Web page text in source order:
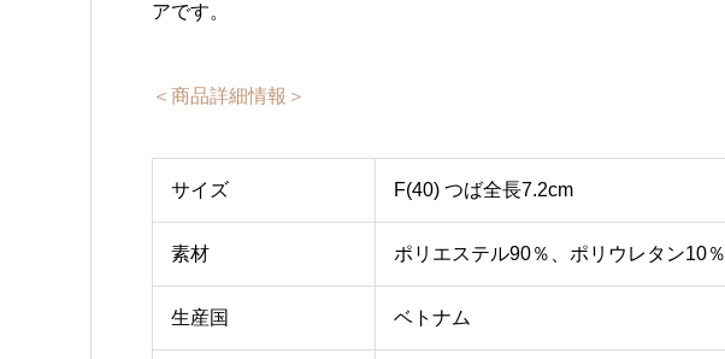
アです。
＜商品詳細情報＞
サイズ F(40) つば全長7.2cm
素材 ポリエステル90％、ポリウレタン10％
生産国 ベトナム